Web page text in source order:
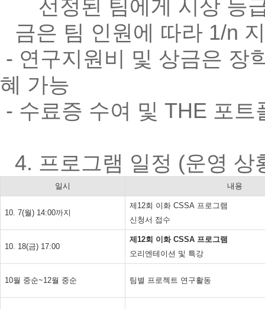
선정된 팀에게 시상 등
금은 팀 인원에 따라 1/n
- 연구지원비 및 상금은 장
혜 가능
- 수료증 수여 및 THE 포
4. 프로그램 일정 (운영 상
일시 내용
10. 7(월) 14:00까지
제12회 이화 CSSA 프로그램
신청서 접수
10. 18(금) 17:00
제12회 이화 CSSA 프로그램
오리엔테이션 및 특강
10월 중순~12월 중순 팀별 프로젝트 연구활동